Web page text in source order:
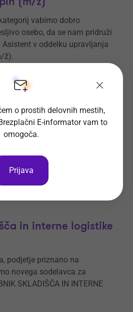
vabimo dobro
osebo, da se nam pridruži
v oddelku upravljanja
ž).
Še 13 dni
d.o.o.
Vsa delovna mesta
in interne logistike
podjetje priznano na
novega sodelavca za
SKLADIŠČA IN INTERNE